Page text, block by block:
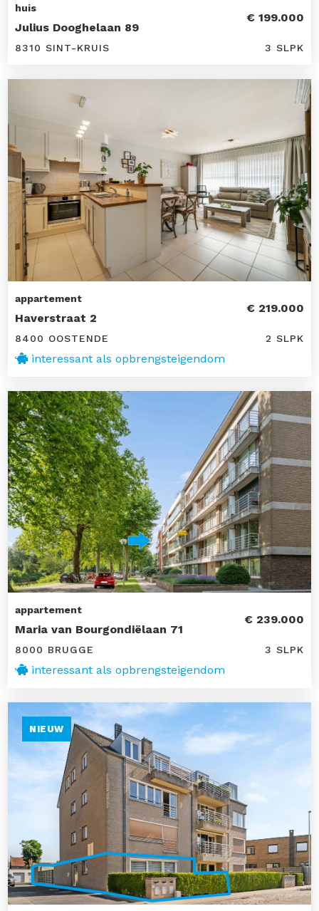
huis
Julius Dooghelaan 89
€ 199.000
8310 SINT-KRUIS 3 SLPK
appartement
Haverstraat 2
€ 219.000
8400 OOSTENDE 2 SLPK
interessant als opbrengsteigendom
appartement
Maria van Bourgondiëlaan 71
€ 239.000
8000 BRUGGE 3 SLPK
interessant als opbrengsteigendom
NIEUW